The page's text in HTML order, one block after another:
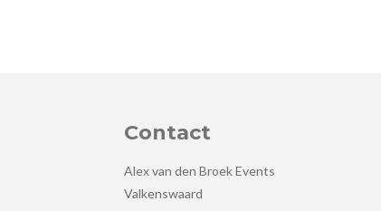
Contact
Alex van den Broek Events
Valkenswaard